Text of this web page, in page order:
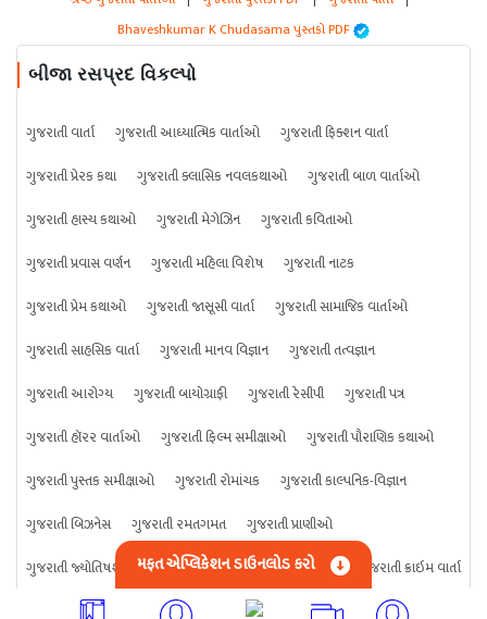
Bhaveshkumar K Chudasama પુસ્તકો PDF
બીજા રસપ્રદ વિકલ્પો
ગુજરાતી વાર્તા ગુજરાતી આધ્યાત્મિક વાર્તાઓ
ગુજરાતી ફિક્શન વાર્તા
ગુજરાતી પ્રેરક કથા
ગુજરાતી ક્લાસિક નવલકથાઓ
ગુજરાતી બાળ વાર્તાઓ
ગુજરાતી હાસ્ય કથાઓ
ગુજરાતી મેગેઝિન
ગુજરાતી કવિતાઓ
ગુજરાતી પ્રવાસ વર્ણન
ગુજરાતી મહિલા વિશેષ
ગુજરાતી નાટક
ગુજરાતી પ્રેમ કથાઓ
ગુજરાતી જાસૂસી વાર્તા
ગુજરાતી સામાજિક વાર્તાઓ
ગુજરાતી સાહસિક વાર્તા
ગુજરાતી માનવ વિજ્ઞાન
ગુજરાતી તત્વજ્ઞાન
ગુજરાતી આરોગ્ય
ગુજરાતી બાયોગ્રાફી ગુજરાતી રેસીપી
ગુજરાતી પત્ર
ગુજરાતી હૉરર વાર્તાઓ
ગુજરાતી ફિલ્મ સમીક્ષાઓ
ગુજરાતી પૌરાણિક કથાઓ
ગુજરાતી પુસ્તક સમીક્ષાઓ
ગુજરાતી રોમાંચક
ગુજરાતી કાલ્પનિક-વિજ્ઞાન
ગુજરાતી બિઝનેસ
ગુજરાતી રમતગમત
ગુજરાતી પ્રાણીઓ
ગુજરાતી જ્યોતિષશાસ્ત્ર
ગુજરાતી વિજ્ઞાન ગુજરાતી કંઈપણ ગુજરાતી ક્રાઇમ વાર્તા
મફત એપ્લિકેશન ડાઉનલોડ કરો